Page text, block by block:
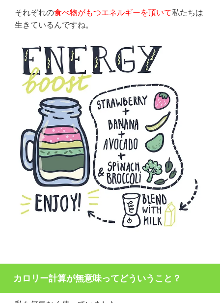
それぞれの食べ物がもつエネルギーを頂いて私たちは
生きているんですね。
カロリー計算が無意味ってどういうこと？